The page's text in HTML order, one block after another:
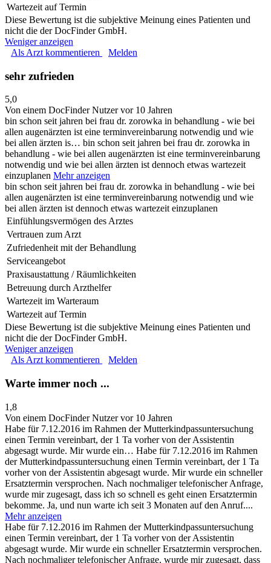
Wartezeit auf Termin
Diese Bewertung ist die subjektive Meinung eines Patienten und
nicht die der DocFinder GmbH.
Weniger anzeigen
Als Arzt kommentieren
Melden
sehr zufrieden
5,0
Von einem DocFinder Nutzervor 10 Jahren
bin schon seit jahren bei frau dr. zorowka in behandlung - wie bei
allen augenärzten ist eine terminvereinbarung notwendig und wie
bei allen ärzten is… bin schon seit jahren bei frau dr. zorowka in
behandlung - wie bei allen augenärzten ist eine terminvereinbarung
notwendig und wie bei allen ärzten ist dennoch etwas wartezeit
einzuplanen Mehr anzeigen
bin schon seit jahren bei frau dr. zorowka in behandlung - wie bei
allen augenärzten ist eine terminvereinbarung notwendig und wie
bei allen ärzten ist dennoch etwas wartezeit einzuplanen
Einfühlungsvermögen des Arztes
Vertrauen zum Arzt
Zufriedenheit mit der Behandlung
Serviceangebot
Praxisaustattung / Räumlichkeiten
Betreuung durch Arzthelfer
Wartezeit im Warteraum
Wartezeit auf Termin
Diese Bewertung ist die subjektive Meinung eines Patienten und
nicht die der DocFinder GmbH.
Weniger anzeigen
Als Arzt kommentieren
Melden
Warte immer noch ...
1,8
Von einem DocFinder Nutzervor 10 Jahren
Habe für 7.12.2016 im Rahmen der Mutterkindpassuntersuchung
einen Termin vereinbart, der 1 Ta vorher von der Assistentin
abgesagt wurde. Mir wurde ein… Habe für 7.12.2016 im Rahmen
der Mutterkindpassuntersuchung einen Termin vereinbart, der 1 Ta
vorher von der Assistentin abgesagt wurde. Mir wurde ein schneller
Ersatztermin versprochen. Nach nochmaliger telefonischer Anfrage,
wurde mir zugesagt, dass ich so schnell es geht einen Ersatztermin
bekomme. Ja, und nun warte ich seit 3 Monaten auf den Anruf....
Mehr anzeigen
Habe für 7.12.2016 im Rahmen der Mutterkindpassuntersuchung
einen Termin vereinbart, der 1 Ta vorher von der Assistentin
abgesagt wurde. Mir wurde ein schneller Ersatztermin versprochen.
Nach nochmaliger telefonischer Anfrage, wurde mir zugesagt, dass